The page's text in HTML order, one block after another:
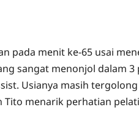
pada menit ke-65 usai
sangat menonjol dalam 3
Usianya masih
menarik perhatian